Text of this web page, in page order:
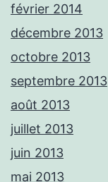
février 2014
décembre 2013
octobre 2013
septembre 2013
août 2013
juillet 2013
juin 2013
mai 2013